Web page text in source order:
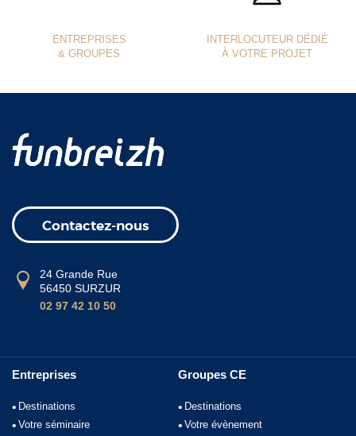
ENTREPRISES
& GROUPES
INTERLOCUTEUR DÉDIÉ
À VOTRE PROJET
Contactez-nous
24 Grande Rue
56450 SURZUR
02 97 42 10 50
Entreprises
Destinations
Votre séminaire
Groupes CE
Destinations
Votre évènement